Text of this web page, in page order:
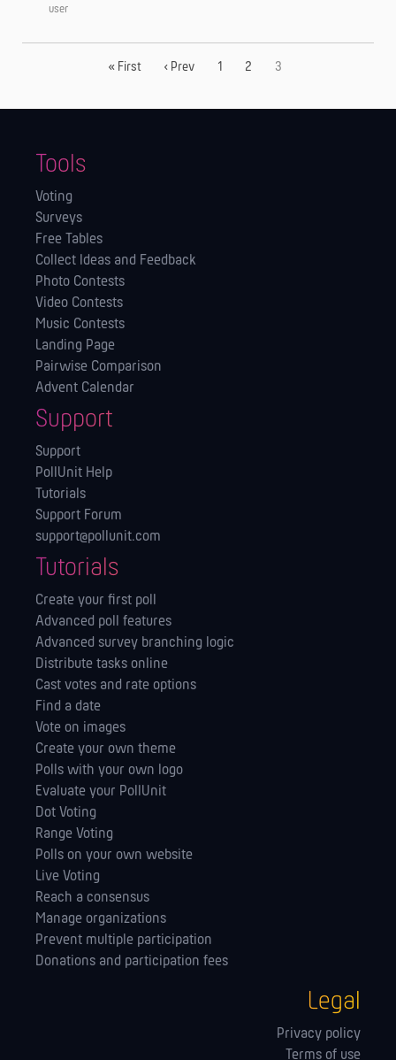
user
« First ‹ Prev 1 2 3
Tools
Voting
Surveys
Free Tables
Collect Ideas and Feedback
Photo Contests
Video Contests
Music Contests
Landing Page
Pairwise Comparison
Advent Calendar
Support
Support
PollUnit Help
Tutorials
Support Forum
support@pollunit.com
Tutorials
Create your first poll
Advanced poll features
Advanced survey branching logic
Distribute tasks online
Cast votes and rate options
Find a date
Vote on images
Create your own theme
Polls with your own logo
Evaluate your PollUnit
Dot Voting
Range Voting
Polls on your own website
Live Voting
Reach a consensus
Manage orga­nizations
Prevent multiple participation
Donations and participation fees
Legal
Privacy policy
Terms of use